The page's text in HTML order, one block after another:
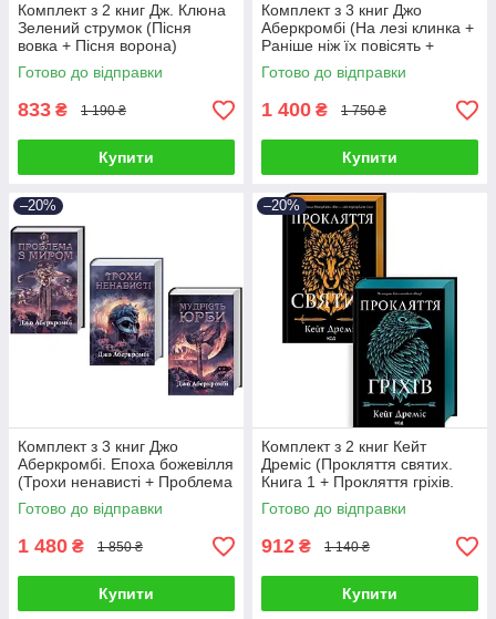
Комплект з 2 книг Дж. Клюна
Зелений струмок (Пісня
вовка + Пісня ворона)
Готово до відправки
833 ₴ 1 190 ₴
Купити
Комплект з 3 книг Джо
Аберкромбі (На лезі клинка +
Раніше ніж їх повісять +
Останній аргумент королів)
Готово до відправки
1 400 ₴ 1 750 ₴
Купити
–20%
Комплект з 3 книг Джо
Аберкромбі. Епоха божевілля
(Трохи ненависті + Проблема
з миром + Мудрість юрби)
Готово до відправки
1 480 ₴ 1 850 ₴
Купити
–20%
Комплект з 2 книг Кейт
Дреміс (Прокляття святих.
Книга 1 + Прокляття гріхів.
Книга 2)
Готово до відправки
912 ₴ 1 140 ₴
Купити